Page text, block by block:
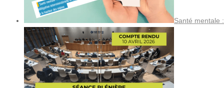
Santé mentale